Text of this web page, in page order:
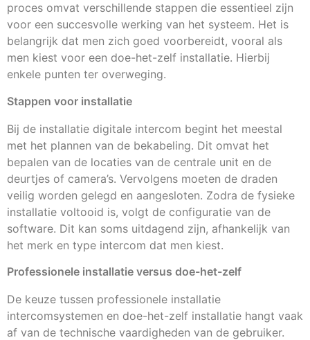
proces omvat verschillende stappen die essentieel zijn
voor een succesvolle werking van het systeem. Het is
belangrijk dat men zich goed voorbereidt, vooral als
men kiest voor een doe-het-zelf installatie. Hierbij
enkele punten ter overweging.
Stappen voor installatie
Bij de installatie digitale intercom begint het meestal
met het plannen van de bekabeling. Dit omvat het
bepalen van de locaties van de centrale unit en de
deurtjes of camera’s. Vervolgens moeten de draden
veilig worden gelegd en aangesloten. Zodra de fysieke
installatie voltooid is, volgt de configuratie van de
software. Dit kan soms uitdagend zijn, afhankelijk van
het merk en type intercom dat men kiest.
Professionele installatie versus doe-het-zelf
De keuze tussen professionele installatie
intercomsystemen en doe-het-zelf installatie hangt vaak
af van de technische vaardigheden van de gebruiker.